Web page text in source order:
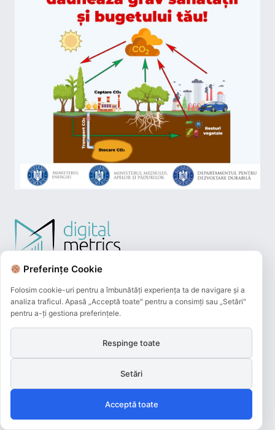
Plățile online efectuate pe acest site
și beneficiază de 3D-Secure.
Preferințe Cookie
Folosim cookie-uri pentru a îmbunătăți experiența ta de navigare și a
analiza traficul. Apasă „Acceptă toate" pentru a consimți sau „Setări"
pentru a-ți gestiona preferințele.
Respinge toate
Setări
Acceptă toate